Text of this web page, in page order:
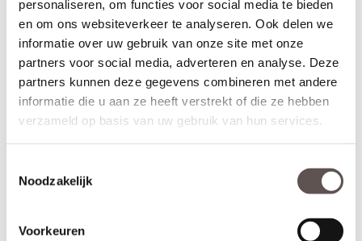
personaliseren, om functies voor social media te bieden
en om ons websiteverkeer te analyseren. Ook delen we
informatie over uw gebruik van onze site met onze
partners voor social media, adverteren en analyse. Deze
partners kunnen deze gegevens combineren met andere
informatie die u aan ze heeft verstrekt of die ze hebben
verzameld op basis van uw gebruik van hun services.
Noodzakelijk
Voorkeuren
grondverf en de 3-puntsluiting gemonteerd.
Speciaal ontwikkeld deurbeslag voor Skantrae
buitendeuren.
Skantrae biedt hang- en sluitwerk pakketten in combinatie met de
Skantrae NEXT Village collectie. Wil je jouw mooie nieuwe
voordeur perfect afwerken met een moderne zwarte deurknop en
bijpassende cilinderrozet, kies dan voor eendeurbeslagpakket
Skantrae een perfecte aansluiting garanderen tussen deur en
juiste boringen in de voordeur waardoor het moderne deurbeslag